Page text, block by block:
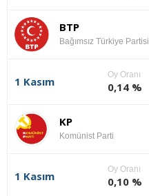
BTP
Bağımsız Türkiye Partisi
1 Kasım
Oy Oranı
0,14 %
KP
Komünist Parti
1 Kasım
Oy Oranı
0,10 %